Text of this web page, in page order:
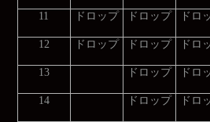
11 ドロップ ドロップ ドロ
12 ドロップ ドロップ ドロ
13 ドロップ ドロ
14 ドロップ ドロ